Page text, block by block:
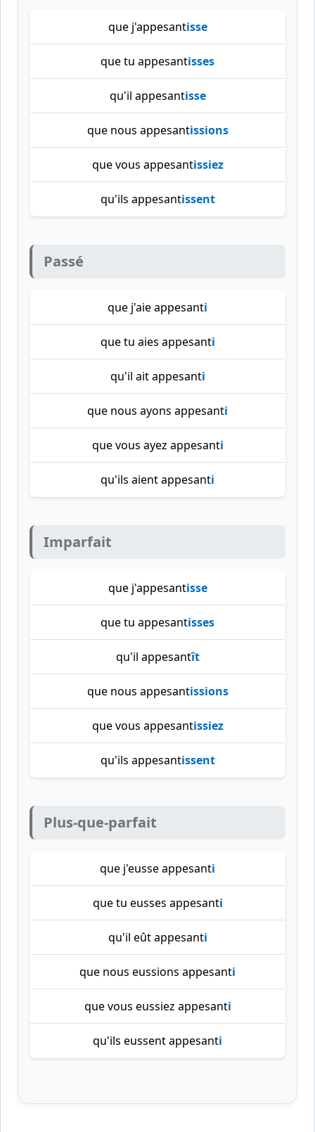
que j'appesantisse
que tu appesantisses
qu'il appesantisse
que nous appesantissions
que vous appesantissiez
qu'ils appesantissent
Passé
que j'aie appesanti
que tu aies appesanti
qu'il ait appesanti
que nous ayons appesanti
que vous ayez appesanti
qu'ils aient appesanti
Imparfait
que j'appesantisse
que tu appesantisses
qu'il appesantît
que nous appesantissions
que vous appesantissiez
qu'ils appesantissent
Plus-que-parfait
que j'eusse appesanti
que tu eusses appesanti
qu'il eût appesanti
que nous eussions appesanti
que vous eussiez appesanti
qu'ils eussent appesanti